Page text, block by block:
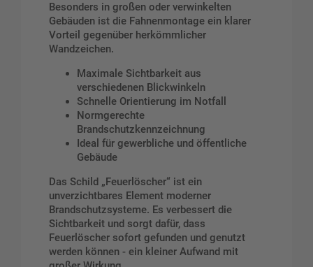
Besonders in großen oder verwinkelten
Gebäuden ist die Fahnenmontage ein klarer
Vorteil gegenüber herkömmlicher
Wandzeichen.
Maximale Sichtbarkeit aus
verschiedenen Blickwinkeln
Schnelle Orientierung im Notfall
Normgerechte
Brandschutzkennzeichnung
Ideal für gewerbliche und öffentliche
Gebäude
Das Schild „Feuerlöscher“ ist ein
unverzichtbares Element moderner
Brandschutzsysteme. Es verbessert die
Sichtbarkeit und sorgt dafür, dass
Feuerlöscher sofort gefunden und genutzt
werden können - ein kleiner Aufwand mit